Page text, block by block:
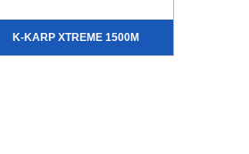
K-KARP XTREME 1500М